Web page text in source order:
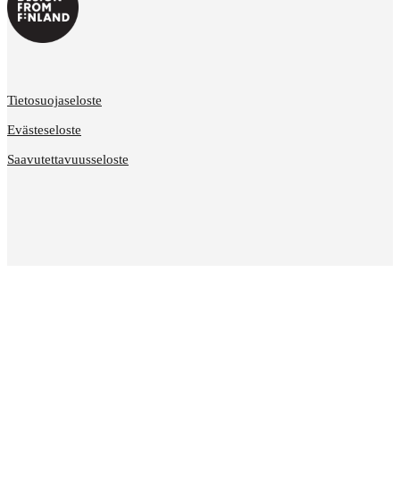
Tietosuojaseloste
Evästeseloste
Saavutettavuusseloste